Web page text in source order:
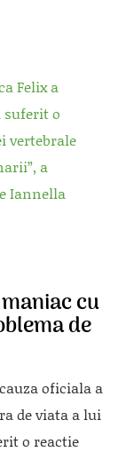
Felix a
o
vertebrale
a
Iannella
cu
de
oficiala a
de viata a lui
o reactie